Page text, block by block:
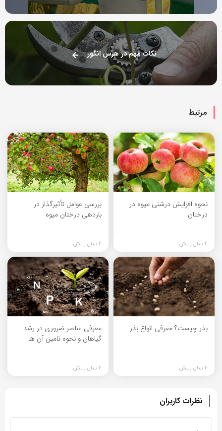
نکات مهم در هرس انگور
مرتبط
نحوه افزایش درشتی میوه در
درختان
2 سال پیش
بررسی عوامل تأثیرگذار در
باردهی درختان میوه
2 سال پیش
بذر چیست؟ معرفی انواع بذر
2 سال پیش
معرفی عناصر ضروری در رشد
گیاهان و نحوه تامین آن ها
2 سال پیش
نظرات کاربران